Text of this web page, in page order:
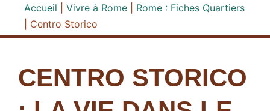
Accueil Vivre à Rome
Rome : Fiches Quartiers
Centro Storico
CENTRO STORICO